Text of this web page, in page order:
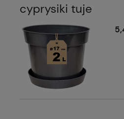
cyprysiki tuje